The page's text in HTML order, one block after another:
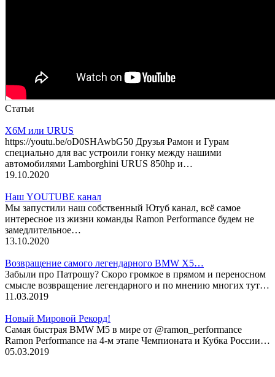
Статьи
X6M или URUS
https://youtu.be/oD0SHAwbG50 Друзья Рамон и Гурам
специально для вас устроили гонку между нашими
автомобилями Lamborghini URUS 850hp и…
19.10.2020
Наш YOUTUBE канал
Мы запустили наш собственный Ютуб канал, всё самое
интересное из жизни команды Ramon Performance будем не
замедлительное…
13.10.2020
Возвращение самого легендарного BMW X5…
Забыли про Патрошу? Скоро громкое в прямом и переносном
смысле возвращение легендарного и по мнению многих тут…
11.03.2019
Новый Мировой Рекорд!
Cамая быстрая BMW M5 в мире от @ramon_performance
Ramon Performance на 4-м этапе Чемпионата и Кубка России…
05.03.2019